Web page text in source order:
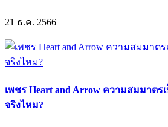
21 ธ.ค. 2566
เพชร Heart and Arrow ความสมมาต
จริงไหม?